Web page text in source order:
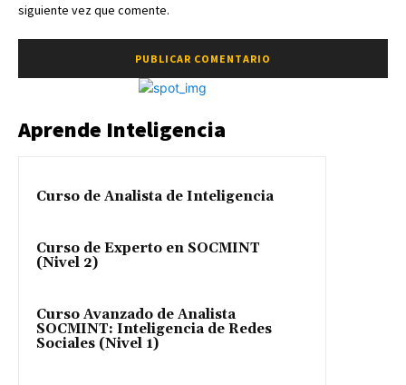
siguiente vez que comente.
Aprende Inteligencia
Curso de Analista de Inteligencia
Curso de Experto en SOCMINT
(Nivel 2)
Curso Avanzado de Analista
SOCMINT: Inteligencia de Redes
Sociales (Nivel 1)